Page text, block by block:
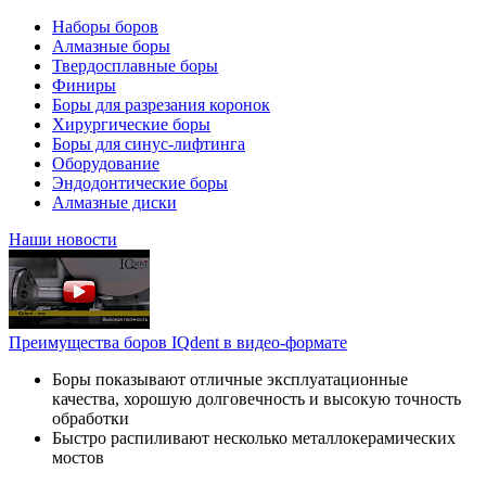
Наборы боров
Алмазные боры
Твердосплавные боры
Финиры
Боры для разрезания коронок
Хирургические боры
Боры для синус-лифтинга
Оборудование
Эндодонтические боры
Алмазные диски
Наши новости
Преимущества боров IQdent в видео-формате
Боры показывают отличные эксплуатационные
качества, хорошую долговечность и высокую точность
обработки
Быстро распиливают несколько металлокерамических
мостов